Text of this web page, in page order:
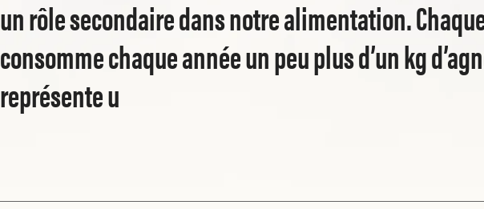
un rôle secondaire dans notre alimentation.
consomme chaque année un peu plus d’un kg
représente u